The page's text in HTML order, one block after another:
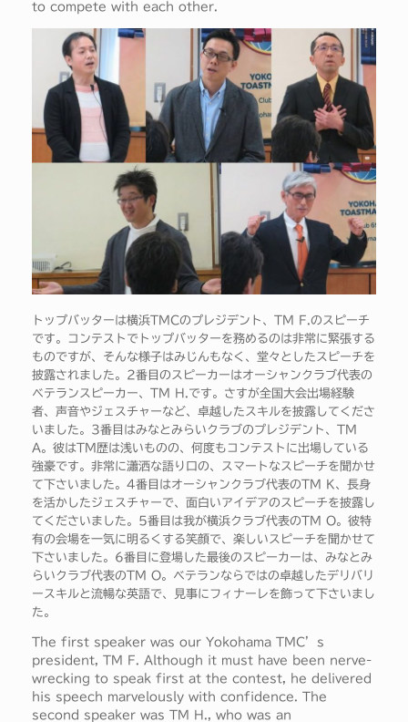
to compete with each other.
トップバッターは横浜TMCのプレジデント、TM F.のスピーチ
です。コンテストでトップバッターを務めるのは非常に緊張する
ものですが、そんな様子はみじんもなく、堂々としたスピーチを
披露されました。2番目のスピーカーはオーシャンクラブ代表の
ベテランスピーカー、TM H.です。さすが全国大会出場経験
者、声音やジェスチャーなど、卓越したスキルを披露してくださ
いました。3番目はみなとみらいクラブのプレジデント、TM
A。彼はTM歴は浅いものの、何度もコンテストに出場している
強豪です。非常に瀟洒な語り口の、スマートなスピーチを聞かせ
て下さいました。4番目はオーシャンクラブ代表のTM K、長身
を活かしたジェスチャーで、面白いアイデアのスピーチを披露し
てくださいました。5番目は我が横浜クラブ代表のTM O。彼特
有の会場を一気に明るくする笑顔で、楽しいスピーチを聞かせて
下さいました。6番目に登場した最後のスピーカーは、みなとみ
らいクラブ代表のTM O。ベテランならではの卓越したデリバリ
ースキルと流暢な英語で、見事にフィナーレを飾って下さいまし
た。
The first speaker was our Yokohama TMC’s
president, TM F. Although it must have been nerve-
wrecking to speak first at the contest, he delivered
his speech marvelously with confidence. The
second speaker was TM H., who was an